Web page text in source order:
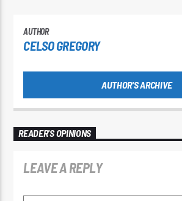
AUTHOR
CELSO GREGORY
AUTHOR'S ARCHIVE
READER'S OPINIONS
LEAVE A REPLY